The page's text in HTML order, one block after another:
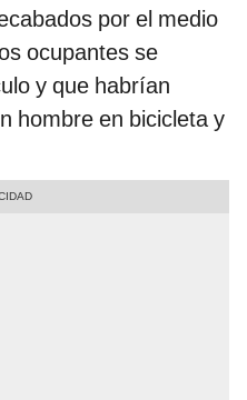
por el medio
ocupantes se
y que habrían
hombre en bicicleta y